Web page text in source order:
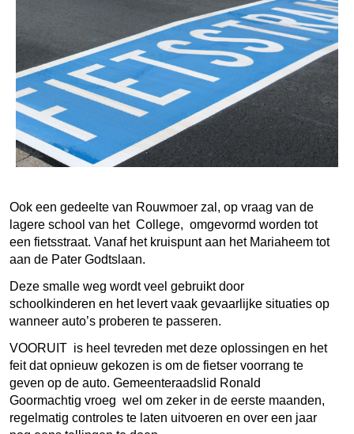
Ook een gedeelte van Rouwmoer zal, op vraag van de
lagere school van het College, omgevormd worden tot
een fietsstraat. Vanaf het kruispunt aan het Mariaheem tot
aan de Pater Godtslaan.
Deze smalle weg wordt veel gebruikt door
schoolkinderen en het levert vaak gevaarlijke situaties op
wanneer auto’s proberen te passeren.
VOORUIT is heel tevreden met deze oplossingen en het
feit dat opnieuw gekozen is om de fietser voorrang te
geven op de auto. Gemeenteraadslid Ronald
Goormachtig vroeg wel om zeker in de eerste maanden,
regelmatig controles te laten uitvoeren en over een jaar